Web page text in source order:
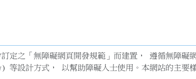
訂定之「無障礙網頁開發規範」而建置， 遵循無障
設計方式， 以幫助障礙人士使用。本網站的主要